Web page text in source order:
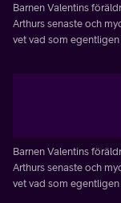
Barnen Valentins
Arthurs senaste och
vet vad som
Barnen Valentins
Arthurs senaste och
vet vad som